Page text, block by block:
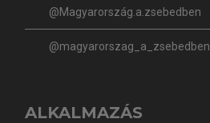
@Magyarország.a.zsebedben
@magyarorszag_a_zsebedben
ALKALMAZÁS